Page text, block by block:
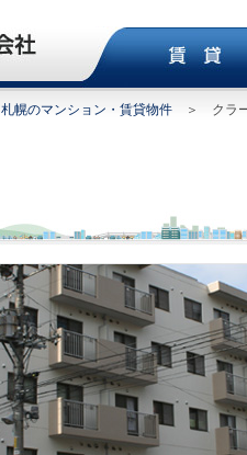
札幌のマンション・賃貸物件 ＞ クラ